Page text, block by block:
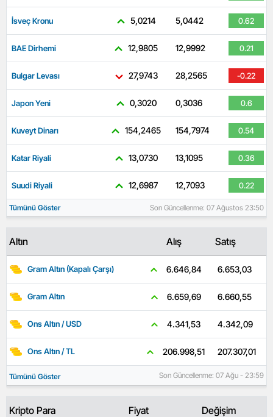
İsveç Kronu 5,0214 5,0442 0.62
BAE Dirhemi 12,9805 12,9992 0.21
Bulgar Levası 27,9743 28,2565 -0.22
Japon Yeni 0,3020 0,3036 0.6
Kuveyt Dinarı 154,2465 154,7974 0.54
Katar Riyali 13,0730 13,1095 0.36
Suudi Riyali 12,6987 12,7093 0.22
Tümünü Göster Son Güncellenme: 07 Ağustos 23:50
Altın Alış Satış
Gram Altın (Kapalı Çarşı) 6.646,84 6.653,03
Gram Altın 6.659,69 6.660,55
Ons Altın / USD 4.341,53 4.342,09
Ons Altın / TL 206.998,51 207.307,01
Tümünü Göster Son Güncellenme: 07 Ağu - 23:59
Kripto Para Fiyat Değişim